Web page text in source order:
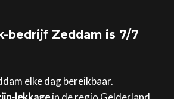
bedrijf Zeddam is 7/7
elke dag bereikbaar.